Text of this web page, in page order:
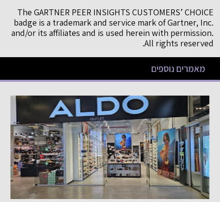
The GARTNER PEER INSIGHTS CUSTOMERS’ CHOICE
badge is a trademark and service mark of Gartner, Inc.
and/or its affiliates and is used herein with permission.
All rights reserved.
מאמרים נוספים